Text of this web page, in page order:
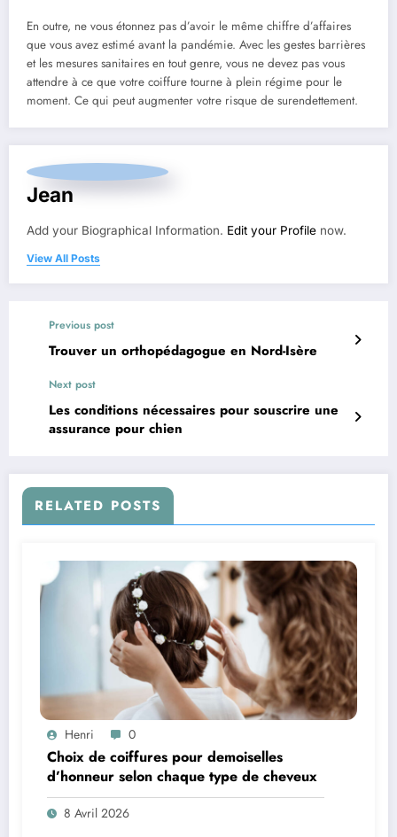
En outre, ne vous étonnez pas d’avoir le même chiffre d’affaires
que vous avez estimé avant la pandémie. Avec les gestes barrières
et les mesures sanitaires en tout genre, vous ne devez pas vous
attendre à ce que votre coiffure tourne à plein régime pour le
moment. Ce qui peut augmenter votre risque de surendettement.
Jean
Add your Biographical Information. Edit your Profile now.
View All Posts
Previous post
Trouver un orthopédagogue en Nord-Isère
Next post
Les conditions nécessaires pour souscrire une
assurance pour chien
RELATED POSTS
Henri 0
Choix de coiffures pour demoiselles
d’honneur selon chaque type de cheveux
8 Avril 2026